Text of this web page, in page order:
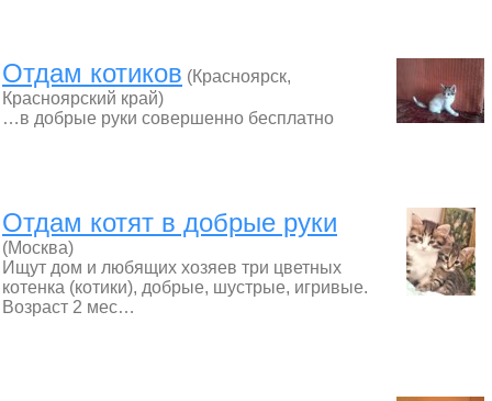
Отдам котиков (Красноярск,
Красноярский край)
…в добрые руки совершенно бесплатно
Отдам котят в добрые руки
(Москва)
Ищут дом и любящих хозяев три цветных
котенка (котики), добрые, шустрые, игривые.
Возраст 2 мес…